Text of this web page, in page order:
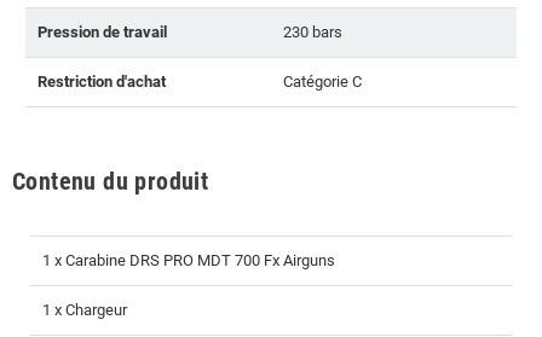
Pression de travail 230 bars
Restriction d'achat Catégorie C
Contenu du produit
1 x Carabine DRS PRO MDT 700 Fx Airguns
1 x Chargeur